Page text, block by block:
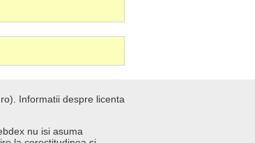
Informatii despre licenta
nu isi asuma